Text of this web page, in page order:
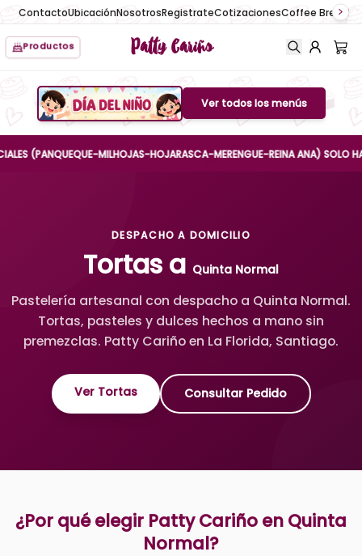
ContactoUbicaciónNosotrosRegistrateCotizacionesCoffee Break
Productos Patty Cariño
Boton de menu
Ver todos los menús
(PANQUEQUE-MILHOJAS-HOJARASCA-MERENGUE-REINA ANA) SOLO HASTA
DESPACHO A DOMICILIO
Tortas a Quinta Normal
Pastelería artesanal con despacho a Quinta Normal.
Tortas, pasteles y dulces hechos a mano sin
premezclas. Patty Cariño en La Florida, Santiago.
Ver Tortas Consultar Pedido
¿Por qué elegir Patty Cariño en Quinta
Normal?